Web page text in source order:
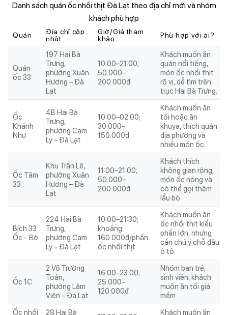
Danh sách quán ốc nhồi thịt Đà Lạt theo địa chỉ mới và nhóm
khách phù hợp
Quán
Địa chỉ cập
nhật
Giờ/Giá tham
khảo
Phù hợp với ai?
Quán
ốc 33
197 Hai Bà
Trưng,
phường Xuân
Hương – Đà
Lạt
10:00–21:00;
50.000–
200.000đ
Khách muốn ăn
quán nổi tiếng,
món ốc nhồi thịt
rõ vị, dễ tìm trên
trục Hai Bà Trưng.
Ốc
Khánh
Như
4B Hai Bà
Trưng,
phường Cam
Ly – Đà Lạt
10:00–02:00;
30.000–
150.000đ
Khách muốn ăn
tối hoặc ăn
khuya, thích quán
địa phương và
nhiều món ốc.
Ốc Tâm
33
Khu Trần Lê,
phường Xuân
Hương – Đà
Lạt
11:00–21:00;
50.000–
200.000đ
Khách thích
không gian rộng,
món ốc nóng và
có thể gọi thêm
lẩu bò.
Bích 33
Ốc – Bò
224 Hai Bà
Trưng,
phường Cam
Ly – Đà Lạt
10:00–21:30;
khoảng
160.000đ/phần
ốc nhồi thịt
Khách muốn ăn
ốc nhồi thịt kiểu
phần lớn, nhưng
cần chú ý chỗ đậu
ô tô.
Ốc 1C
2 Võ Trường
Toản,
phường Lâm
Viên – Đà Lạt
16:00–23:00;
25.000–
120.000đ
Nhóm bạn trẻ,
sinh viên, khách
muốn ăn tối giá
mềm.
Ốc nhồi
28 Hai Bà Khách muốn ăn